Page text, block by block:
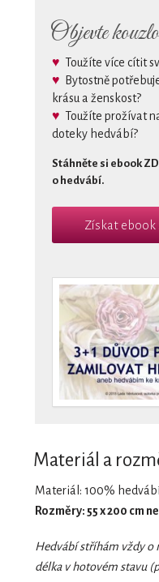
Objevte
♥ Toužíte více cítit
♥ Bytostně
krásu a ženskost?
♥ Toužíte prožívat
doteky hedvábí?
Stáhněte si ebook
o hedvábí.
Získat ebook
Materiál a
Materiál: 100%
Rozměry: 55 x 200 cm
Hedvábí stříhám vždy o
délka v hotovém stavu